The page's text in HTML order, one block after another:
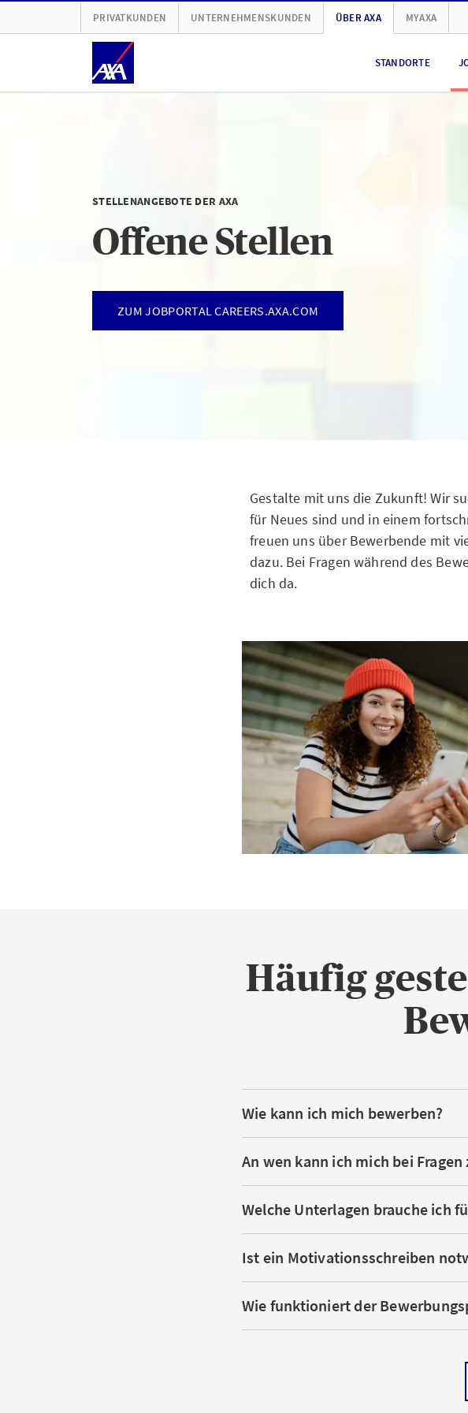
PRIVATKUNDEN UNTERNEHMENSKUNDEN ÜBER AXA MYAXA
STANDORTE
STELLENANGEBOTE DER AXA
Offene Stellen
ZUM JOBPORTAL CAREERS.AXA.COM
Gestalte mit uns die Zukunft! Wir
für Neues sind und in einem
freuen uns über Bewerbende mit
dazu. Bei Fragen während des
dich da.
Häufig
Wie kann ich mich bewerben?
An wen kann ich mich bei
Welche Unterlagen brauche ich
Ist ein Motivationsschreiben
Wie funktioniert der
Kann ich mich auf mehrere